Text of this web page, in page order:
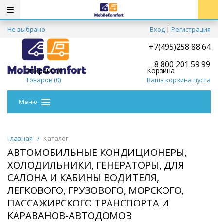
Не выбрано Вход | Регистрация
+7(495)258 88 64
8 800 201 59 99
Избранное
Товаров (0)
Корзина
Ваша корзина пуста
Меню
Главная / Каталог
АВТОМОБИЛЬНЫЕ КОНДИЦИОНЕРЫ,
ХОЛОДИЛЬНИКИ, ГЕНЕРАТОРЫ, ДЛЯ
САЛОНА И КАБИНЫ ВОДИТЕЛЯ,
ЛЕГКОВОГО, ГРУЗОВОГО, МОРСКОГО,
ПАССАЖИРСКОГО ТРАНСПОРТА И
КАРАВАНОВ-АВТОДОМОВ